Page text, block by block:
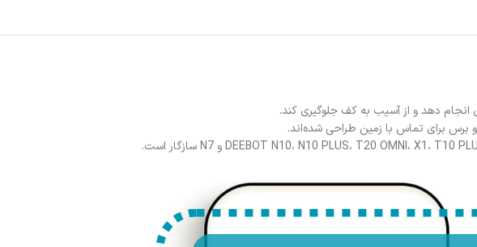
انجام دهد و از آسیب به کف جلوگیری کند.
برس برای تماس با زمین طراحی شده‌اند.